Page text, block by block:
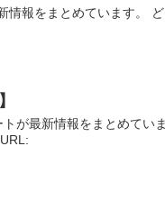
報をまとめています。
が最新情報をまとめてい
URL: